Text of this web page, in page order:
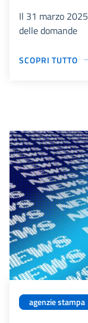
Il 31 marzo
delle domande
SCOPRI TUTTO
agenzie stampa